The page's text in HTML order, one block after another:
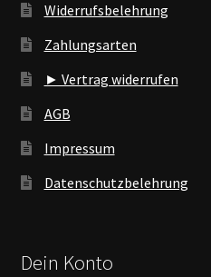
Widerrufsbelehrung
Zahlungsarten
► Vertrag widerrufen
AGB
Impressum
Datenschutzbelehrung
Dein Konto